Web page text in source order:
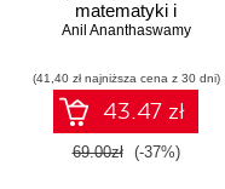
matematyki i
działaniu
sztucznej
Anil Ananthaswamy
(41,40 zł najniższa cena z 30 dni)
43.47 zł
69.00zł (-37%)